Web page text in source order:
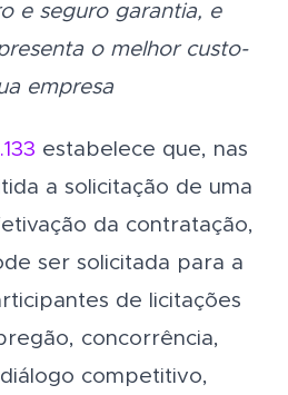
e seguro garantia, e
o melhor custo-
empresa
estabelece que, nas
a solicitação de uma
da contratação,
ser solicitada para a
de licitações
concorrência,
competitivo,